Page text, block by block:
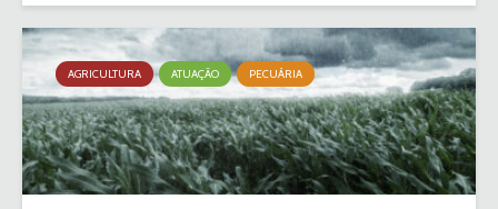
AGRICULTURA ATUAÇÃO PECUÁRIA